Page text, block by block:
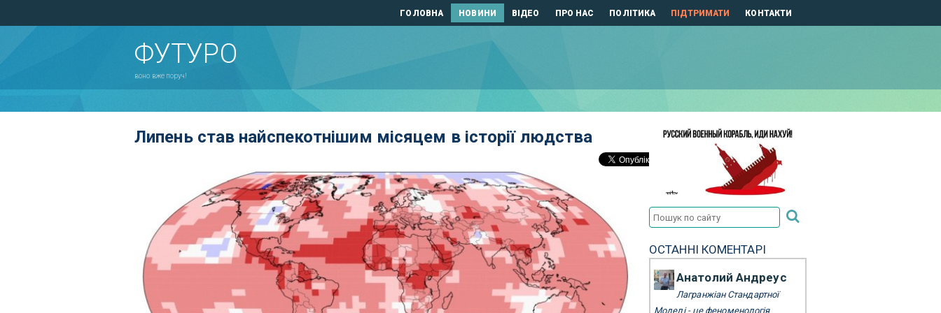
ГОЛОВНА НОВИНИ ВІДЕО ПРО НАС ПОЛІТИКА ПІДТРИМАТИ КОНТАКТИ
ФУТУРО
воно вже поруч!
Липень став найспекотнішим місяцем в історії людства
ОСТАННІ КОМЕНТАРІ
Анатолий Андреус
Лагранжіан Стандартної
Моделі - це феноменологія